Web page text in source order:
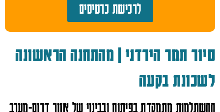
לרכישת כרטיסים
סיור תמר הירדני | מהתחנה הראשונה
לשכונת בקעה
ההשתלמות מתמקדת בפיתוח ובבינוי של אזור דרום-מערב